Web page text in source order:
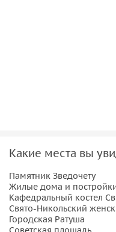
А еще посмотрите на
входа в который
которая «ожидает»
поклонников.
Важно знать
Какие места вы
Памятник Зведочету
Жилые дома и
Кафедральный костел
Свято-Никольский
Городская Ратуша